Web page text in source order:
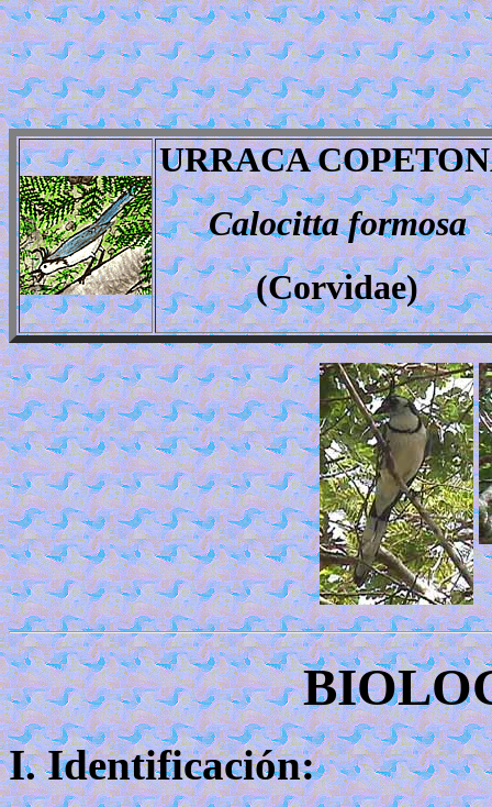
URRACA
Calocitta formosa
(Corvidae)
I. Identificación: